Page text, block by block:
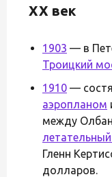
XX век
1903 — в
Троицкий
1910 —
аэропланом
между
Гленн
долларов.